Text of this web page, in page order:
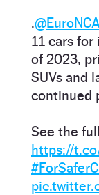
.
11 cars
of 2023,
SUVs and
continued
See the
https://